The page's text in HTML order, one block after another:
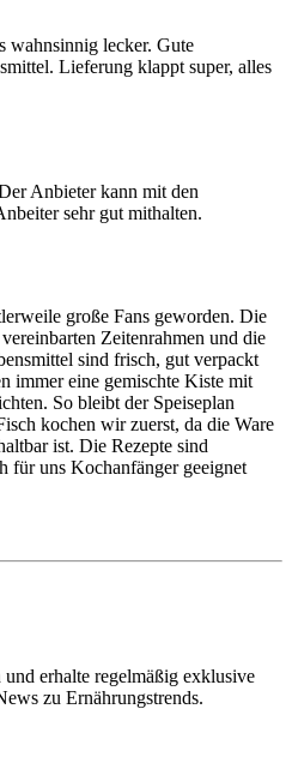
wahnsinnig lecker. Gute
Lieferung klappt super, alles
Anbieter kann mit den
sehr gut mithalten.
große Fans geworden. Die
Zeitenrahmen und die
sind frisch, gut verpackt
immer eine gemischte Kiste mit
So bleibt der Speiseplan
kochen wir zuerst, da die Ware
ist. Die Rezepte sind
für uns Kochanfänger geeignet
erhalte regelmäßig exklusive
zu Ernährungstrends.